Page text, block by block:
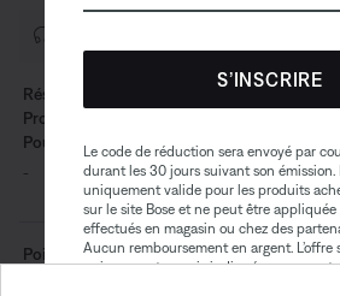
Résistance À L’eau Et
Protection Contre La
Poussière
-
Poids
IPX4
S’INSCRIRE
Le code de réduction sera envoyé par
durant les 30 jours suivant son émission.
uniquement valide pour les produits
sur le site Bose et ne peut être
effectués en magasin ou chez des
Aucun remboursement en argent. L’offre
uniquement au prix indiqué au moment